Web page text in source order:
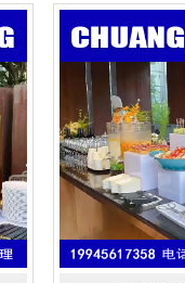
无锡南长区餐桌
发光桌、会议桌
赁、折叠桌、桌
发、沙发凳、双
档沙发、欧式沙
茶几、会谈桌椅
庆典、周年晚会
礼仪、文艺表演
会、婚宴、为会议